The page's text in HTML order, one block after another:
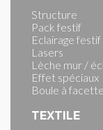
Structure
Pack festif
Eclairage festif
Lasers
Lèche mur /
Effet spéciaux
Boule à facette
TEXTILE